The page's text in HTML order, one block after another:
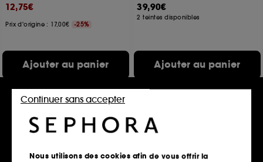
12,75€
Prix d'origine : 17,00€ -25%
Ajouter au panier
39,90€
2 teintes disponibles
Ajouter au panier
Nous utilisons des cookies afin de vous offrir la
Continuer sans accepter